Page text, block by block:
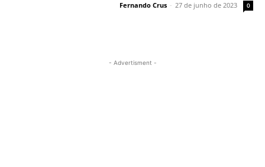
Fernando Crus - 27 de junho de 2023 0
- Advertisment -